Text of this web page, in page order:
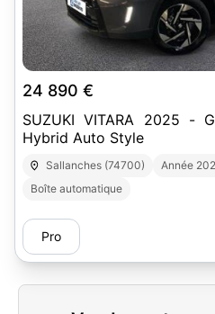
24 890 €
SUZUKI VITARA 2025 -
Hybrid Auto Style
Sallanches (74700) Année
Boîte automatique
Pro